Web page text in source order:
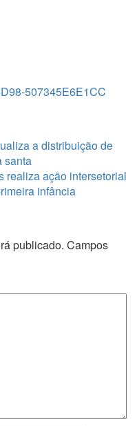
a distribuição de
santa
realiza ação intersetorial
infância
publicado. Campos